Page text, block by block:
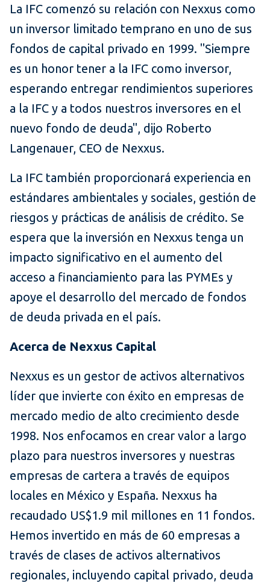
La IFC comenzó su relación con Nexxus como
un inversor limitado temprano en uno de sus
fondos de capital privado en 1999. "Siempre
es un honor tener a la IFC como inversor,
esperando entregar rendimientos superiores
a la IFC y a todos nuestros inversores en el
nuevo fondo de deuda", dijo Roberto
Langenauer, CEO de Nexxus.
La IFC también proporcionará experiencia en
estándares ambientales y sociales, gestión de
riesgos y prácticas de análisis de crédito. Se
espera que la inversión en Nexxus tenga un
impacto significativo en el aumento del
acceso a financiamiento para las PYMEs y
apoye el desarrollo del mercado de fondos
de deuda privada en el país.
Acerca de Nexxus Capital
Nexxus es un gestor de activos alternativos
líder que invierte con éxito en empresas de
mercado medio de alto crecimiento desde
1998. Nos enfocamos en crear valor a largo
plazo para nuestros inversores y nuestras
empresas de cartera a través de equipos
locales en México y España. Nexxus ha
recaudado US$1.9 mil millones en 11 fondos.
Hemos invertido en más de 60 empresas a
través de clases de activos alternativos
regionales, incluyendo capital privado, deuda